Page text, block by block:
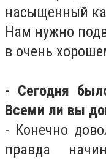
насыщенный
Нам нужно
в очень
- Сегодня
Всеми ли вы
- Конечно
правда